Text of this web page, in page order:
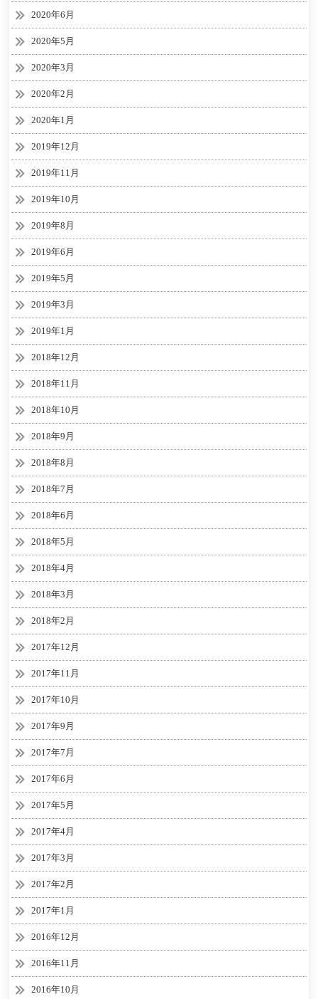
2020年6月
2020年5月
2020年3月
2020年2月
2020年1月
2019年12月
2019年11月
2019年10月
2019年8月
2019年6月
2019年5月
2019年3月
2019年1月
2018年12月
2018年11月
2018年10月
2018年9月
2018年8月
2018年7月
2018年6月
2018年5月
2018年4月
2018年3月
2018年2月
2017年12月
2017年11月
2017年10月
2017年9月
2017年7月
2017年6月
2017年5月
2017年4月
2017年3月
2017年2月
2017年1月
2016年12月
2016年11月
2016年10月